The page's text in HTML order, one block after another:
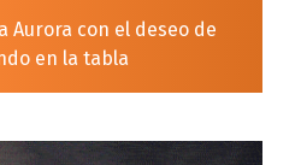
Aurora con el deseo de
en la tabla